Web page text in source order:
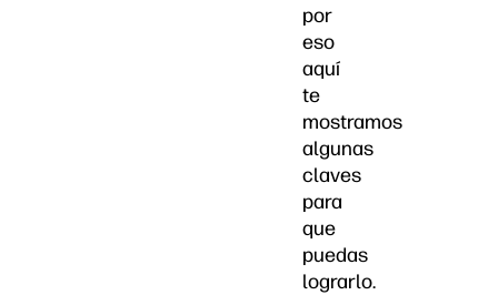
por
eso
aquí
te
mostramos
algunas
claves
para
que
puedas
lograrlo.